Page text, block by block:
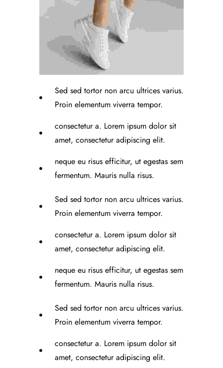
Sed sed tortor non arcu ultrices varius.
Proin elementum viverra tempor.
consectetur a. Lorem ipsum dolor sit
amet, consectetur adipiscing elit.
neque eu risus efficitur, ut egestas sem
fermentum. Mauris nulla risus.
Sed sed tortor non arcu ultrices varius.
Proin elementum viverra tempor.
consectetur a. Lorem ipsum dolor sit
amet, consectetur adipiscing elit.
neque eu risus efficitur, ut egestas sem
fermentum. Mauris nulla risus.
Sed sed tortor non arcu ultrices varius.
Proin elementum viverra tempor.
consectetur a. Lorem ipsum dolor sit
amet, consectetur adipiscing elit.